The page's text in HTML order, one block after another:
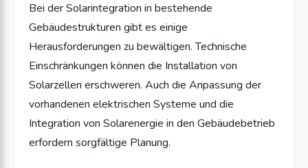
Bei der Solarintegration in bestehende
Gebäudestrukturen gibt es einige
Herausforderungen zu bewältigen. Technische
Einschränkungen können die Installation von
Solarzellen erschweren. Auch die Anpassung der
vorhandenen elektrischen Systeme und die
Integration von Solarenergie in den Gebäudebetrieb
erfordern sorgfältige Planung.